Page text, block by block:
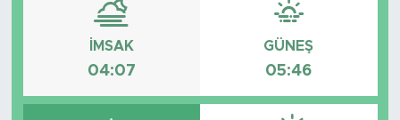
İMSAK
04:07
GÜNEŞ
05:46
Dünya
Sektör